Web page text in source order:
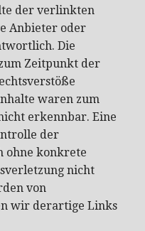
der verlinkten
Anbieter oder
Die
Zeitpunkt der
waren zum
erkennbar. Eine
der
ohne konkrete
nicht
von
wir derartige Links